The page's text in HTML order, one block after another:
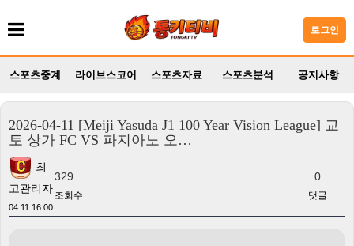
로그인
스포츠중계 라이브스코어 스포츠자료 스포츠분석 공지사항
2026-04-11 [Meiji Yasuda J1 100 Year Vision League] 교
토 상가 FC VS 파지아노 오…
최
고관리자
04.11 16:00
329
조회수
0
댓글